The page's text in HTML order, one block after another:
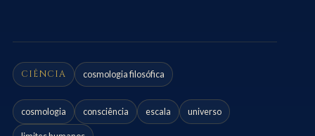
CIÊNCIA cosmologia filosófica
cosmologia consciência escala universo